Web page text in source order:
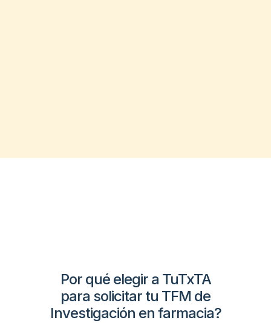
Por qué elegir a TuTxTA
para solicitar tu TFM de
Investigación en farmacia?